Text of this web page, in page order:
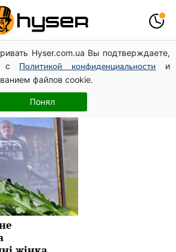
Hyser.com.ua Вы подтверждаете,
с
Политикой конфиденциальности
и
файлов cookie.
Понял